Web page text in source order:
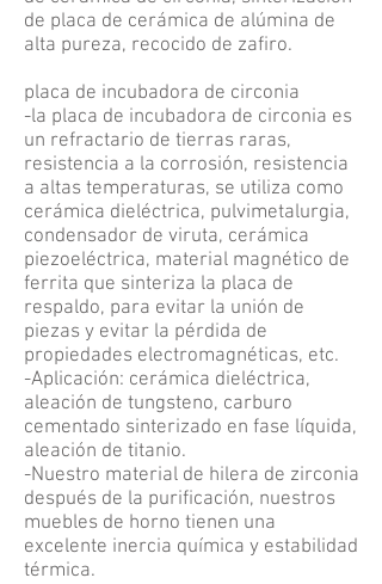
de placa de cerámica de alúmina de
alta pureza, recocido de zafiro.
placa de incubadora de circonia
-la placa de incubadora de circonia es
un refractario de tierras raras,
resistencia a la corrosión, resistencia
a altas temperaturas, se utiliza como
cerámica dieléctrica, pulvimetalurgia,
condensador de viruta, cerámica
piezoeléctrica, material magnético de
ferrita que sinteriza la placa de
respaldo, para evitar la unión de
piezas y evitar la pérdida de
propiedades electromagnéticas, etc.
-Aplicación: cerámica dieléctrica,
aleación de tungsteno, carburo
cementado sinterizado en fase líquida,
aleación de titanio.
-Nuestro material de hilera de zirconia
después de la purificación, nuestros
muebles de horno tienen una
excelente inercia química y estabilidad
térmica.